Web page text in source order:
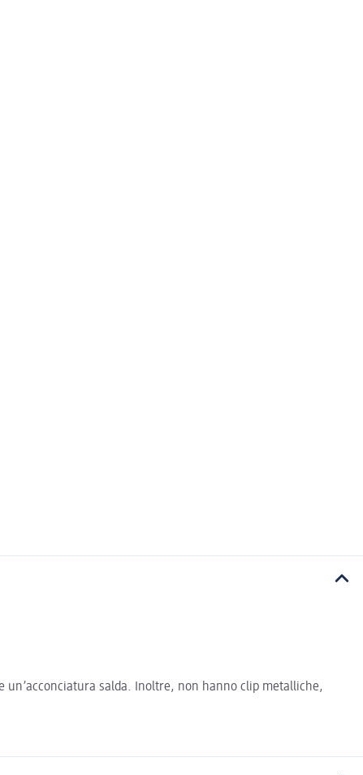
salda. Inoltre, non hanno clip metalliche,